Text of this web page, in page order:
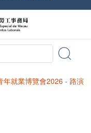
年就業博覽會2026 - 路演